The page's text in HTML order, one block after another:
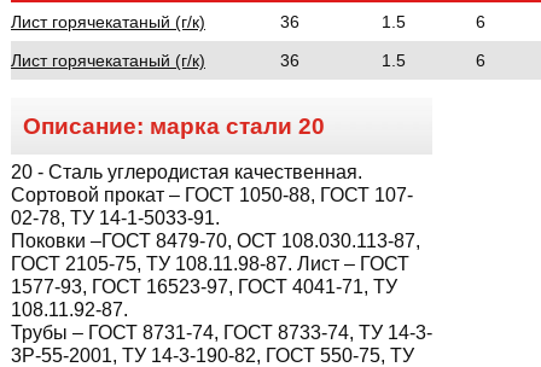
Лист горячекатаный (г/к) 36 1.5
6
Лист горячекатаный (г/к)
36 1.5 6
Описание: марка стали 20
20 - Сталь углеродистая качественная.
Сортовой прокат – ГОСТ 1050-88, ГОСТ 107-
02-78, ТУ 14-1-5033-91.
Поковки –ГОСТ 8479-70, ОСТ 108.030.113-87,
ГОСТ 2105-75, ТУ 108.11.98-87. Лист – ГОСТ
1577-93, ГОСТ 16523-97, ГОСТ 4041-71, ТУ
108.11.92-87.
Трубы – ГОСТ 8731-74, ГОСТ 8733-74, ТУ 14-3-
3Р-55-2001, ТУ 14-3-190-82, ГОСТ 550-75, ТУ